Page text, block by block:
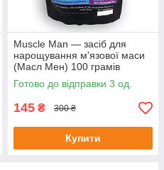
Muscle Man — засіб для
нарощування м'язової маси
(Масл Мен) 100 грамів
Готово до відправки 3 од.
145 ₴ 300 ₴
Купити